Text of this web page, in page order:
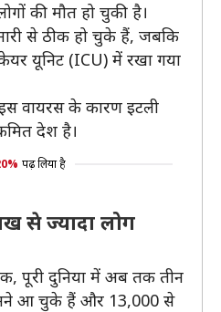
की मौत हो चुकी है।
से ठीक हो चुके हैं, जबकि
यूनिट (ICU) में रखा गया
वायरस के कारण इटली
देश है।
पढ़ लिया है
से ज्यादा लोग
पूरी दुनिया में अब तक तीन
आ चुके हैं और 13,000 से